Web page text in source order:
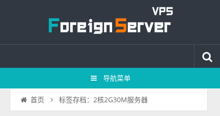
导航菜单
首页 标签存档：2核2G30M服务器